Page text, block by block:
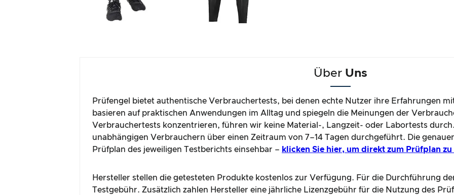
Über Uns
Prüfengel bietet authentische Verbrauchertests, bei denen echte Nutzer ihre Erfahrungen
basieren auf praktischen Anwendungen im Alltag und spiegeln die Meinungen der
Verbrauchertests konzentrieren, führen wir keine Material-, Langzeit- oder Labortests
unabhängigen Verbrauchern über einen Zeitraum von 7–14 Tagen durchgeführt. Die
Prüfplan des jeweiligen Testberichts einsehbar – klicken Sie hier, um direkt zum Prüfplan zu
Hersteller stellen die getesteten Produkte kostenlos zur Verfügung. Für die Durchführung
Testgebühr. Zusätzlich zahlen Hersteller eine jährliche Lizenzgebühr für die Nutzung des